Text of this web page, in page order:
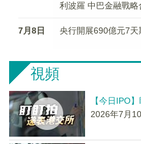
利波羅 中巴金融戰
7月8日 央行開展690億元7
視頻
【今日IPO
2026年7月